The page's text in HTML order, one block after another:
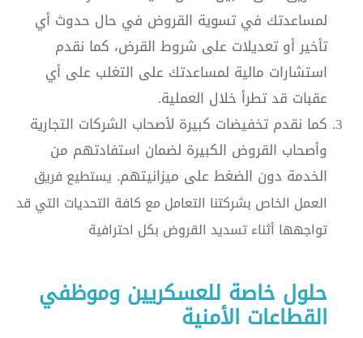
لمساعدتك في تسوية القروض في حال حدوث أي
تأخير أو تعديلات على شروط القرض، كما نقدم
استشارات مالية لمساعدتك على التغلب على أي
عقبات قد تطرأ خلال العملية.
كما نقدم تخفيضات كبيرة لأصحاب الشركات التجارية
وأصحاب القروض الكبيرة لضمان استفادتهم من
الخدمة دون الضغط على ميزانيتهم. يستطيع فريق
العمل الخاص بشركتنا التعامل مع كافة التحديات التي قد
تواجهها أثناء تسديد القروض بكل احترافية
حلول خاصة للعسكريين وموظفي
القطاعات الأمنية